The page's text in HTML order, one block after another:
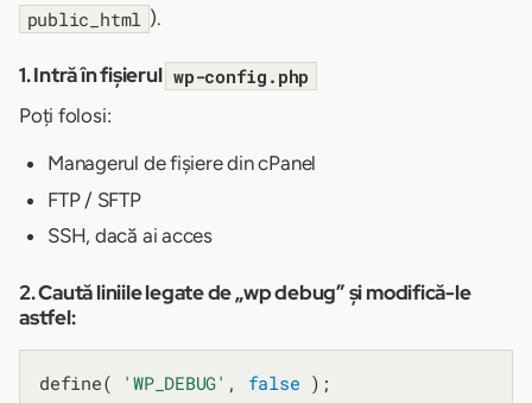
public_html ).
1. Intră în fișierul wp-config.php
Poți folosi:
Managerul de fișiere din cPanel
FTP / SFTP
SSH, dacă ai acces
2. Caută liniile legate de „wp debug” și modifică-le
astfel:
define( 'WP_DEBUG' , false );